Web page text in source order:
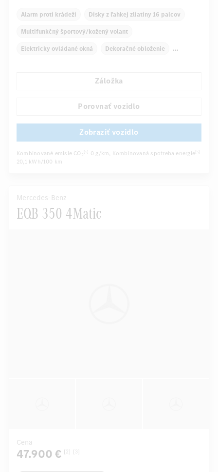
Alarm proti krádeži Disky z ľahkej zliatiny 16 palcov
Multifunkčný športový/kožený volant
Elektricky ovládané okná Dekoračné obloženie
Multifunkčný displej
Záložka
Porovnať vozidlo
Zobraziť vozidlo
Kombinované emisie CO 2 [5] 0 g/km, Kombinovaná spotreba energie [5]
20,1 kWh/100 km
Mercedes-Benz
EQB 350 4Matic
Cena
47.900 € [2] [3]